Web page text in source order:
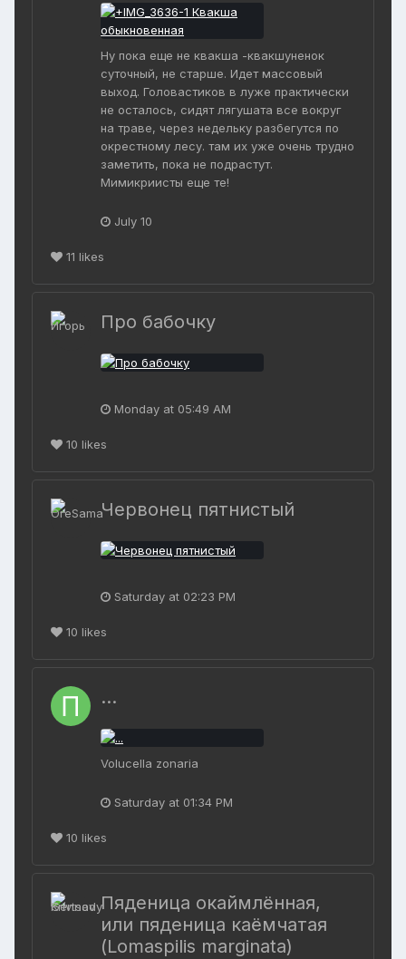
Ну пока еще не квакша -квакшуненок
суточный, не старше. Идет массовый
выход. Головастиков в луже практически
не осталось, сидят лягушата все вокруг
на траве, через недельку разбегутся по
окрестному лесу. там их уже очень трудно
заметить, пока не подрастут.
Мимикриисты еще те!
July 10
11 likes
Про бабочку
Monday at 05:49 AM
10 likes
Червонец пятнистый
Saturday at 02:23 PM
10 likes
...
Volucella zonaria
Saturday at 01:34 PM
10 likes
Пяденица окаймлённая,
или пяденица каёмчатая
(Lomaspilis marginata)